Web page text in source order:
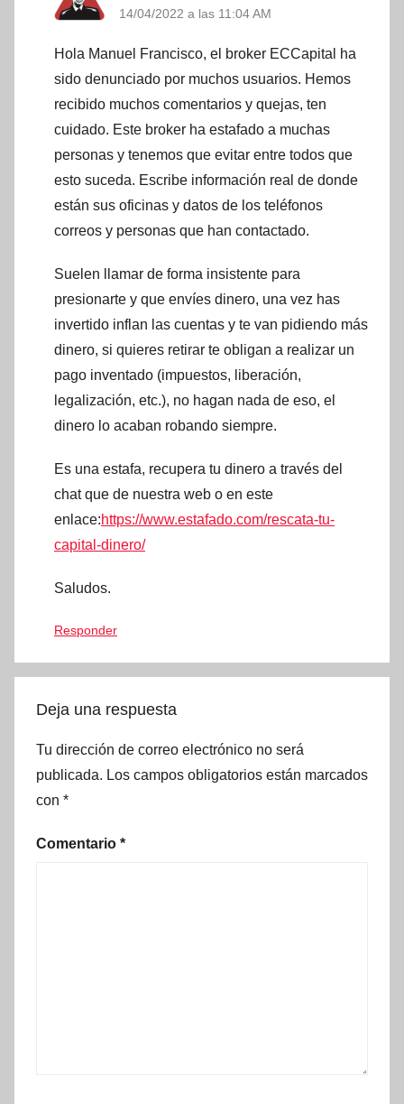
14/04/2022 a las 11:04 AM
Hola Manuel Francisco, el broker ECCapital ha
sido denunciado por muchos usuarios. Hemos
recibido muchos comentarios y quejas, ten
cuidado. Este broker ha estafado a muchas
personas y tenemos que evitar entre todos que
esto suceda. Escribe información real de donde
están sus oficinas y datos de los teléfonos
correos y personas que han contactado.
Suelen llamar de forma insistente para
presionarte y que envíes dinero, una vez has
invertido inflan las cuentas y te van pidiendo más
dinero, si quieres retirar te obligan a realizar un
pago inventado (impuestos, liberación,
legalización, etc.), no hagan nada de eso, el
dinero lo acaban robando siempre.
Es una estafa, recupera tu dinero a través del
chat que de nuestra web o en este
enlace:https://www.estafado.com/rescata-tu-
capital-dinero/
Saludos.
Responder
Deja una respuesta
Tu dirección de correo electrónico no será
publicada. Los campos obligatorios están marcados
con *
Comentario *